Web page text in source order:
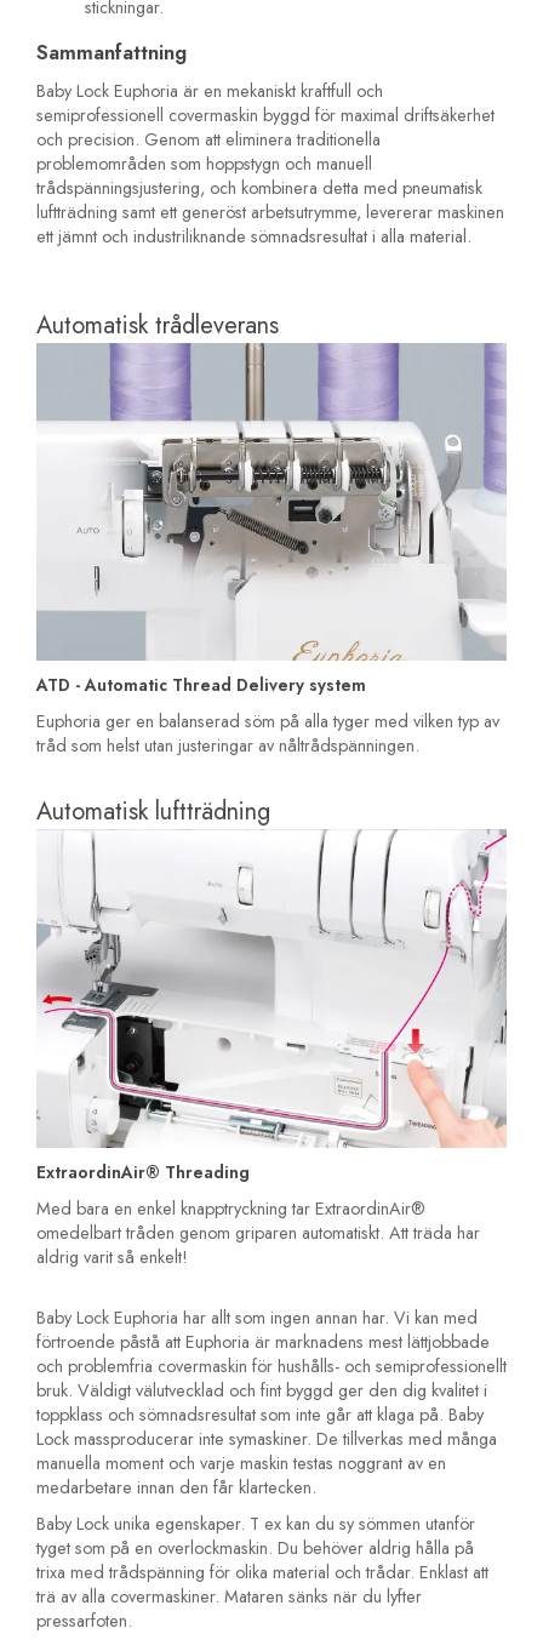
stickningar.
Sammanfattning
Baby Lock Euphoria är en mekaniskt kraftfull och
semiprofessionell covermaskin byggd för maximal driftsäkerhet
och precision. Genom att eliminera traditionella
problemområden som hoppstygn och manuell
trådspänningsjustering, och kombinera detta med pneumatisk
luftträdning samt ett generöst arbetsutrymme, levererar maskinen
ett jämnt och industriliknande sömnadsresultat i alla material.
Automatisk trådleverans
ATD - Automatic Thread Delivery system
Euphoria ger en balanserad söm på alla tyger med vilken typ av
tråd som helst utan justeringar av nåltrådspänningen.
Automatisk luftträdning
ExtraordinAir® Threading
Med bara en enkel knapptryckning tar ExtraordinAir®
omedelbart tråden genom griparen automatiskt. Att träda har
aldrig varit så enkelt!
Baby Lock Euphoria har allt som ingen annan har. Vi kan med
förtroende påstå att Euphoria är marknadens mest lättjobbade
och problemfria covermaskin för hushålls- och semiprofessionellt
bruk. Väldigt välutvecklad och fint byggd ger den dig kvalitet i
toppklass och sömnadsresultat som inte går att klaga på. Baby
Lock massproducerar inte symaskiner. De tillverkas med många
manuella moment och varje maskin testas noggrant av en
medarbetare innan den får klartecken.
Baby Lock unika egenskaper. T ex kan du sy sömmen utanför
tyget som på en overlockmaskin. Du behöver aldrig hålla på
trixa med trådspänning för olika material och trådar. Enklast att
trä av alla covermaskiner. Mataren sänks när du lyfter
pressarfoten.